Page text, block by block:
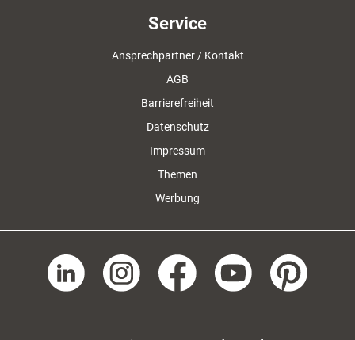
Service
Ansprechpartner / Kontakt
AGB
Barrierefreiheit
Datenschutz
Impressum
Themen
Werbung